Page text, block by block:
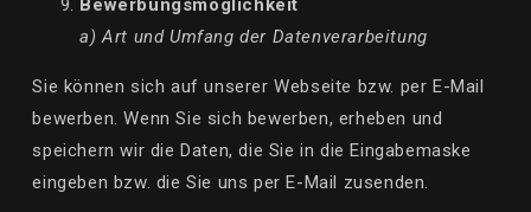
Bewerbungsmöglichkeit
a) Art und Umfang der Datenverarbeitung
Sie können sich auf unserer Webseite bzw. per E-Mail
bewerben. Wenn Sie sich bewerben, erheben und
speichern wir die Daten, die Sie in die Eingabemaske
eingeben bzw. die Sie uns per E-Mail zusenden.